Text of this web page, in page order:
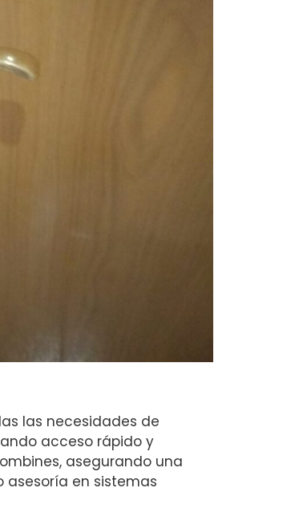
las necesidades de
acceso rápido y
asegurando una
asesoría en sistemas